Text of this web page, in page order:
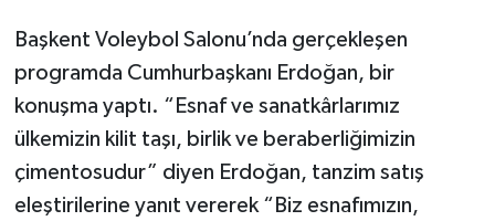
Başkent Voleybol Salonu’nda gerçekleşen
programda Cumhurbaşkanı Erdoğan, bir
konuşma yaptı. “Esnaf ve sanatkârlarımız
ülkemizin kilit taşı, birlik ve beraberliğimizin
çimentosudur” diyen Erdoğan, tanzim satış
eleştirilerine yanıt vererek “Biz esnafımızın,